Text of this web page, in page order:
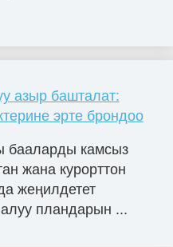
азыр башталат:
эрте брондоо
бааларды камсыз
жана курорттон
жеңилдетет
пландарын ...